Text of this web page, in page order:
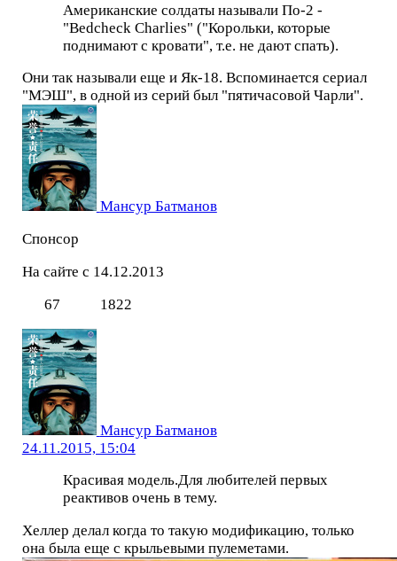
Американские солдаты называли По-2 -
"Bedcheck Charlies" ("Корольки, которые
поднимают с кровати", т.е. не дают спать).
Они так называли еще и Як-18. Вспоминается сериал
"МЭШ", в одной из серий был "пятичасовой Чарли".
Мансур Батманов
Спонсор
На сайте с 14.12.2013
67
1822
Мансур Батманов
24.11.2015, 15:04
Красивая модель.Для любителей первых
реактивов очень в тему.
Хеллер делал когда то такую модификацию, только
она была еще с крыльевыми пулеметами.